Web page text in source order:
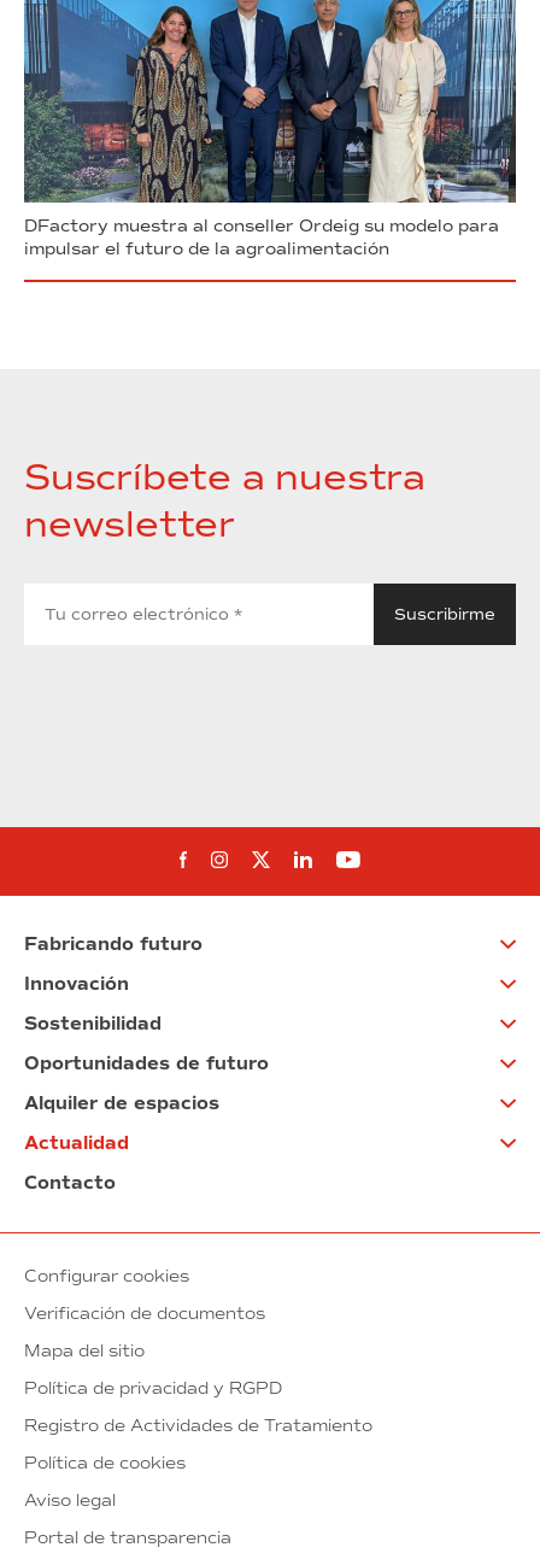
DFactory muestra al conseller Ordeig su modelo para
impulsar el futuro de la agroalimentación
Suscríbete a nuestra
newsletter
Síguenos en Facebook
Síguenos en Instagram
Síguenos en Twitter
Síguenos en Linkedin
Síguenos en
Fabricando futuro
Innovación
Sostenibilidad
Oportunidades de futuro
Alquiler de espacios
Actualidad
Contacto
Configurar cookies
Verificación de documentos
Mapa del sitio
Política de privacidad y RGPD
Registro de Actividades de Tratamiento
Política de cookies
Aviso legal
Portal de transparencia